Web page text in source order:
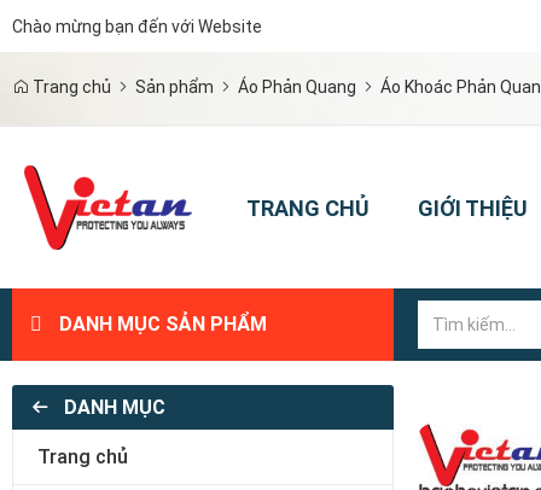
Chào mừng bạn đến với Website
Trang chủ Sản phẩm Áo Phản Quang Áo Khoác Phản
TRANG CHỦ GIỚI THIỆU
DANH MỤC SẢN PHẨM
DANH MỤC
Trang chủ